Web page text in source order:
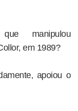
manipulou
em 1989?
apoiou o